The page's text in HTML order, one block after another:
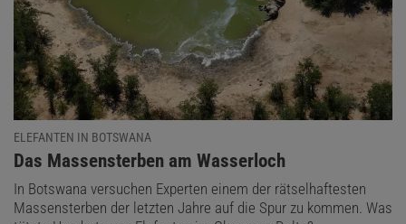
ELEFANTEN IN BOTSWANA
:
Das Massensterben am Wasserloch
In Botswana versuchen Experten einem der rätselhaftesten
Massensterben der letzten Jahre auf die Spur zu kommen. Was